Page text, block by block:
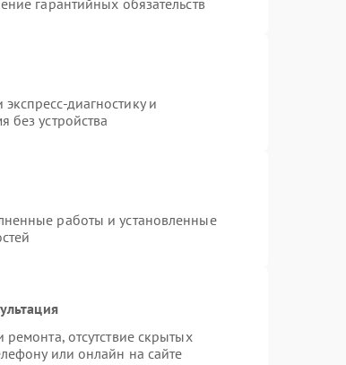
гарантийных обязательств
диагностику и
без устройства
работы и установленные
отсутствие скрытых
или онлайн на сайте